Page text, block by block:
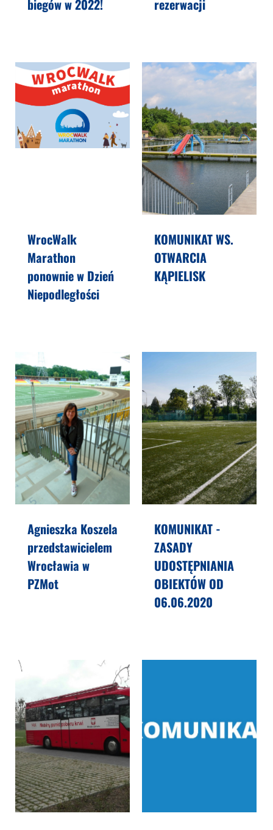
biegów w 2022! rezerwacji
WrocWalk
Marathon
ponownie w Dzień
Niepodległości
KOMUNIKAT WS.
OTWARCIA
KĄPIELISK
Agnieszka Koszela
przedstawicielem
Wrocławia w
PZMot
KOMUNIKAT -
ZASADY
UDOSTĘPNIANIA
OBIEKTÓW OD
06.06.2020